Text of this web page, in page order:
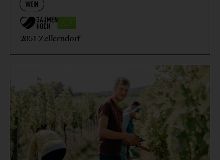
WEIN
2051 Zellerndorf